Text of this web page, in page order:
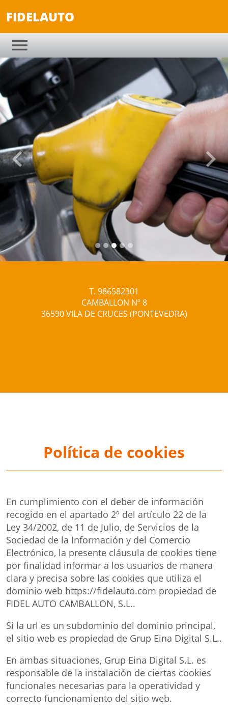
FIDELAUTO
Anterior
T. 986582301
CAMBALLON Nº 8
36590 VILA DE CRUCES (PONTEVEDRA)
Política de cookies
En cumplimiento con el deber de información
recogido en el apartado 2º del artículo 22 de la
Ley 34/2002, de 11 de Julio, de Servicios de la
Sociedad de la Información y del Comercio
Electrónico, la presente cláusula de cookies tiene
por finalidad informar a los usuarios de manera
clara y precisa sobre las cookies que utiliza el
dominio web https://fidelauto.com propiedad de
FIDEL AUTO CAMBALLON, S.L..
Si la url es un subdominio del dominio principal,
el sitio web es propiedad de Grup Eina Digital S.L..
En ambas situaciones, Grup Eina Digital S.L. es
responsable de la instalación de ciertas cookies
funcionales necesarias para la operatividad y
correcto funcionamiento del sitio web.